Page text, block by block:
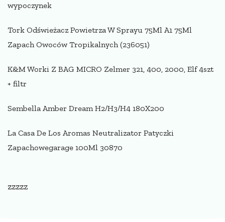
wypoczynek
Tork Odświeżacz Powietrza W Sprayu 75Ml A1 75Ml
Zapach Owoców Tropikalnych (236051)
K&M Worki Z BAG MICRO Zelmer 321, 400, 2000, Elf 4szt
+ filtr
Sembella Amber Dream H2/H3/H4 180X200
La Casa De Los Aromas Neutralizator Patyczki
Zapachowegarage 100Ml 30870
zzzzz